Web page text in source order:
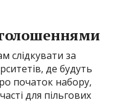
слідкувати за
де будуть
початок набору,
для пільгових